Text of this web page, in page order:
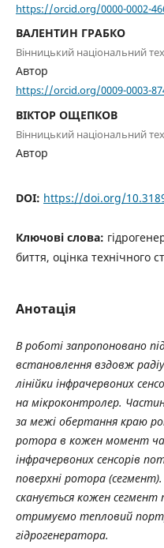
https://orcid.org/0000-0002-
ВАЛЕНТИН ГРАБКО
Вінницький національний
Автор
https://orcid.org/0009-0003-
ВІКТОР ОЩЕПКОВ
Вінницький національний
Автор
DOI: https://doi.org/
Ключові слова:
биття, оцінка технічного
Анотація
В роботі запропоновано
встановлення вздовж
лінійки інфрачервоних
на мікроконтролер.
за межі обертання краю
ротора в кожен момент
інфрачервоних сенсорів
поверхні ротора
сканується кожен сегмент
отримуємо тепловий
гідрогенератора.